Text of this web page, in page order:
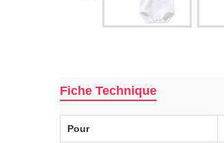
Fiche Technique
Pour